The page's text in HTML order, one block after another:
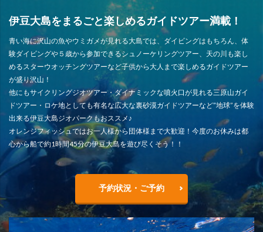
伊豆大島をまるごと楽しめるガイドツアー満載！
青い海に沢山の魚やウミガメが見れる大島では、ダイビングはもちろん、体
験ダイビングや５歳から参加できるシュノーケリングツアー、天の川も楽し
めるスターウオッチングツアーなど子供から大人まで楽しめるガイドツアー
が盛り沢山！
他にもサイクリングジオツアー・ダイナミックな噴火口が見れる三原山ガイ
ドツアー・ロケ地としても有名な広大な裏砂漠ガイドツアーなど”地球”を体験
出来る伊豆大島ジオパークもおススメ♪
オレンジフィッシュではお一人様から団体様まで大歓迎！今度のお休みは都
心から船で約1時間45分の伊豆大島を遊び尽くそう！！
予約状況・ご予約